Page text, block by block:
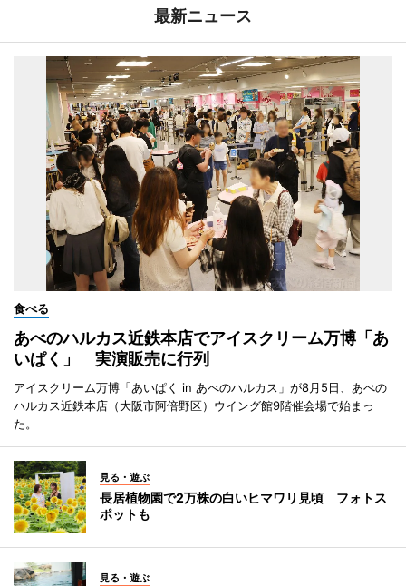
最新ニュース
食べる
あべのハルカス近鉄本店でアイスクリーム万博「あ
いぱく」 実演販売に行列
アイスクリーム万博「あいぱく in あべのハルカス」が8月5日、あべの
ハルカス近鉄本店（大阪市阿倍野区）ウイング館9階催会場で始まっ
た。
見る・遊ぶ
長居植物園で2万株の白いヒマワリ見頃 フォトス
ポットも
見る・遊ぶ